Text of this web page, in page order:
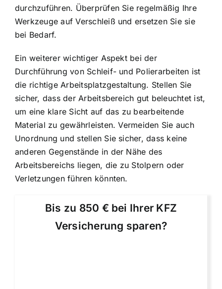
durchzuführen. Überprüfen Sie regelmäßig Ihre
Werkzeuge auf Verschleiß und ersetzen Sie sie
bei Bedarf.
Ein weiterer wichtiger Aspekt bei der
Durchführung von Schleif- und Polierarbeiten ist
die richtige Arbeitsplatzgestaltung. Stellen Sie
sicher, dass der Arbeitsbereich gut beleuchtet ist,
um eine klare Sicht auf das zu bearbeitende
Material zu gewährleisten. Vermeiden Sie auch
Unordnung und stellen Sie sicher, dass keine
anderen Gegenstände in der Nähe des
Arbeitsbereichs liegen, die zu Stolpern oder
Verletzungen führen könnten.
Bis zu 850 € bei Ihrer KFZ
Versicherung sparen?